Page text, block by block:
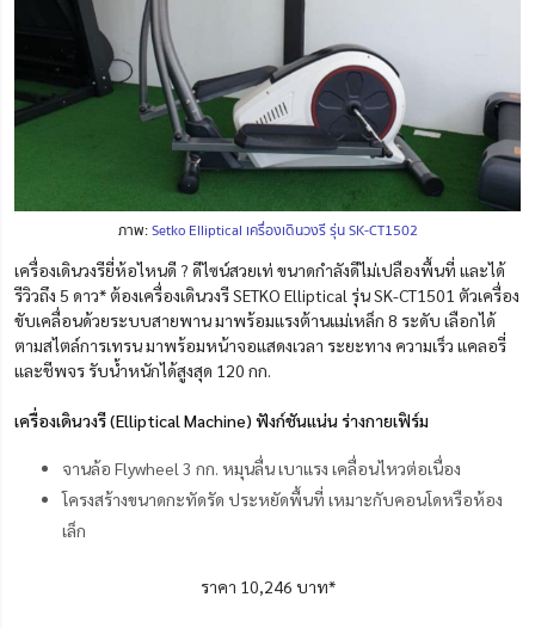
ภาพ:Setko Elliptical เครื่องเดินวงรี รุ่น SK-CT1502
เครื่องเดินวงรียี่ห้อไหนดี ? ดีไซน์สวยเท่ ขนาดกำลังดีไม่เปลืองพื้นที่ และได้
รีวิวถึง 5 ดาว* ต้องเครื่องเดินวงรี SETKO Elliptical รุ่น SK-CT1501 ตัวเครื่อง
ขับเคลื่อนด้วยระบบสายพาน มาพร้อมแรงต้านแม่เหล็ก 8 ระดับ เลือกได้
ตามสไตล์การเทรน มาพร้อมหน้าจอแสดงเวลา ระยะทาง ความเร็ว แคลอรี่
และชีพจร รับน้ำหนักได้สูงสุด 120 กก.
เครื่องเดินวงรี (Elliptical Machine) ฟังก์ชันแน่น ร่างกายเฟิร์ม
จานล้อ Flywheel 3 กก. หมุนลื่น เบาแรง เคลื่อนไหวต่อเนื่อง
โครงสร้างขนาดกะทัดรัด ประหยัดพื้นที่ เหมาะกับคอนโดหรือห้อง
เล็ก
ราคา 10,246 บาท*